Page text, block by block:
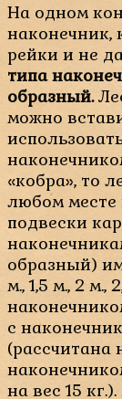
На одном
наконечник,
рейки и не
типа
образный.
можно
«кобра», то
любом месте
подвески
образный)
м., 1,5 м., 2 м.,
с
(рассчитана
на вес 15